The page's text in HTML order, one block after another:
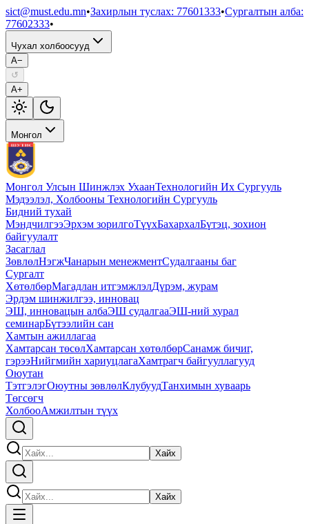
sict@must.edu.mn•Захирлын туслах: 77601333•Сургалтын алба:
77602333•
Чухал холбоосууд
A−
↺
A+
Монгол
Монгол Улсын Шинжлэх УхаанТехнологийн Их Сургууль
Мэдээлэл, Холбооны Технологийн Сургууль
Бидний тухай
МэндчилгээЭрхэм зорилгоТүүхБахархалБүтэц, зохион
байгуулалт
Засаглал
ЗөвлөлНэгжЧанарын менежментСудалгааны баг
Сургалт
ХөтөлбөрМагадлан итгэмжлэлДүрэм, журам
Эрдэм шинжилгээ, инновац
ЭШ, инновацын албаЭШ судалгааЭШ-ний хурал
семинарБүтээлийн сан
Хамтын ажиллагаа
Хамтарсан төсөлХамтарсан хөтөлбөрСанамж бичиг,
гэрээНийгмийн хариуцлагаХамтрагч байгууллагууд
Оюутан
ТэтгэлэгОюутны зөвлөлКлубуудТанхимын хуваарь
Төгсөгч
ХолбооАмжилтын түүх
Хайх
Хайх